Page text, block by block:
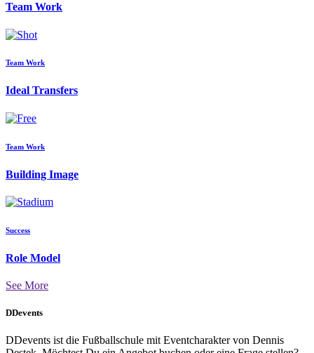
Team Work
Team Work
Ideal Transfers
Team Work
Building Image
Success
Role Model
See More
DDevents
DDevents ist die Fußballschule mit Eventcharakter von Dennis